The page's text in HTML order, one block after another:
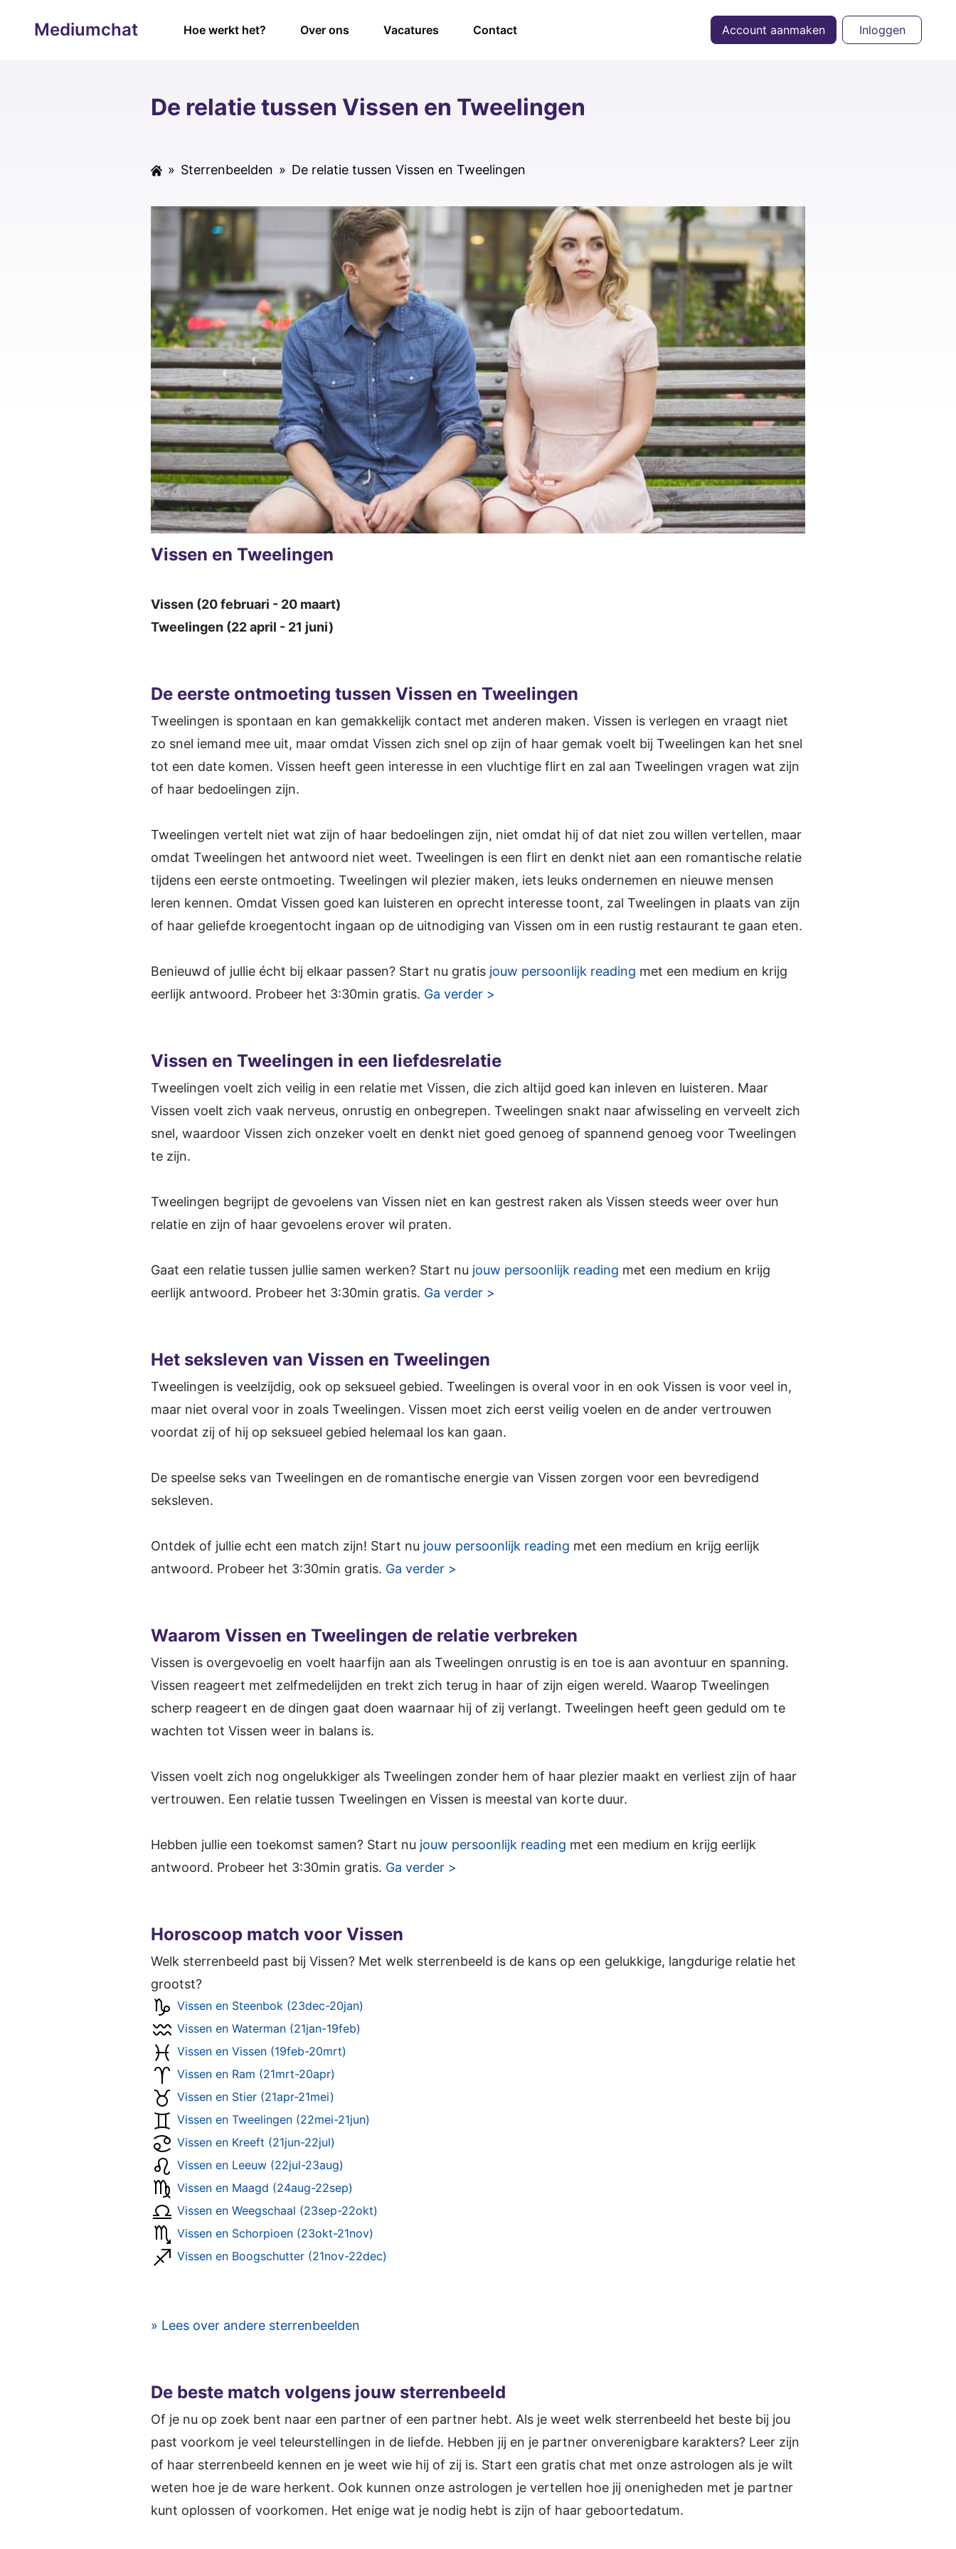
Mediumchat Hoe werkt het? Over ons Vacatures Contact Account aanmaken Inloggen
De relatie tussen Vissen en Tweelingen
» Sterrenbeelden » De relatie tussen Vissen en Tweelingen
Vissen en Tweelingen
Vissen (20 februari - 20 maart)
Tweelingen (22 april - 21 juni)
De eerste ontmoeting tussen Vissen en Tweelingen
Tweelingen is spontaan en kan gemakkelijk contact met anderen maken. Vissen is verlegen en vraagt niet
zo snel iemand mee uit, maar omdat Vissen zich snel op zijn of haar gemak voelt bij Tweelingen kan het snel
tot een date komen. Vissen heeft geen interesse in een vluchtige flirt en zal aan Tweelingen vragen wat zijn
of haar bedoelingen zijn.
Tweelingen vertelt niet wat zijn of haar bedoelingen zijn, niet omdat hij of dat niet zou willen vertellen, maar
omdat Tweelingen het antwoord niet weet. Tweelingen is een flirt en denkt niet aan een romantische relatie
tijdens een eerste ontmoeting. Tweelingen wil plezier maken, iets leuks ondernemen en nieuwe mensen
leren kennen. Omdat Vissen goed kan luisteren en oprecht interesse toont, zal Tweelingen in plaats van zijn
of haar geliefde kroegentocht ingaan op de uitnodiging van Vissen om in een rustig restaurant te gaan eten.
Benieuwd of jullie écht bij elkaar passen? Start nu gratis jouw persoonlijk reading met een medium en krijg
eerlijk antwoord. Probeer het 3:30min gratis. Ga verder >
Vissen en Tweelingen in een liefdesrelatie
Tweelingen voelt zich veilig in een relatie met Vissen, die zich altijd goed kan inleven en luisteren. Maar
Vissen voelt zich vaak nerveus, onrustig en onbegrepen. Tweelingen snakt naar afwisseling en verveelt zich
snel, waardoor Vissen zich onzeker voelt en denkt niet goed genoeg of spannend genoeg voor Tweelingen
te zijn.
Tweelingen begrijpt de gevoelens van Vissen niet en kan gestrest raken als Vissen steeds weer over hun
relatie en zijn of haar gevoelens erover wil praten.
Gaat een relatie tussen jullie samen werken? Start nu jouw persoonlijk reading met een medium en krijg
eerlijk antwoord. Probeer het 3:30min gratis. Ga verder >
Het seksleven van Vissen en Tweelingen
Tweelingen is veelzijdig, ook op seksueel gebied. Tweelingen is overal voor in en ook Vissen is voor veel in,
maar niet overal voor in zoals Tweelingen. Vissen moet zich eerst veilig voelen en de ander vertrouwen
voordat zij of hij op seksueel gebied helemaal los kan gaan.
De speelse seks van Tweelingen en de romantische energie van Vissen zorgen voor een bevredigend
seksleven.
Ontdek of jullie echt een match zijn! Start nu jouw persoonlijk reading met een medium en krijg eerlijk
antwoord. Probeer het 3:30min gratis. Ga verder >
Waarom Vissen en Tweelingen de relatie verbreken
Vissen is overgevoelig en voelt haarfijn aan als Tweelingen onrustig is en toe is aan avontuur en spanning.
Vissen reageert met zelfmedelijden en trekt zich terug in haar of zijn eigen wereld. Waarop Tweelingen
scherp reageert en de dingen gaat doen waarnaar hij of zij verlangt. Tweelingen heeft geen geduld om te
wachten tot Vissen weer in balans is.
Vissen voelt zich nog ongelukkiger als Tweelingen zonder hem of haar plezier maakt en verliest zijn of haar
vertrouwen. Een relatie tussen Tweelingen en Vissen is meestal van korte duur.
Hebben jullie een toekomst samen? Start nu jouw persoonlijk reading met een medium en krijg eerlijk
antwoord. Probeer het 3:30min gratis. Ga verder >
Horoscoop match voor Vissen
Welk sterrenbeeld past bij Vissen? Met welk sterrenbeeld is de kans op een gelukkige, langdurige relatie het
grootst?
Vissen en Steenbok (23dec-20jan)
Vissen en Waterman (21jan-19feb)
Vissen en Vissen (19feb-20mrt)
Vissen en Ram (21mrt-20apr)
Vissen en Stier (21apr-21mei)
Vissen en Tweelingen (22mei-21jun)
Vissen en Kreeft (21jun-22jul)
Vissen en Leeuw (22jul-23aug)
Vissen en Maagd (24aug-22sep)
Vissen en Weegschaal (23sep-22okt)
Vissen en Schorpioen (23okt-21nov)
Vissen en Boogschutter (21nov-22dec)
» Lees over andere sterrenbeelden
De beste match volgens jouw sterrenbeeld
Of je nu op zoek bent naar een partner of een partner hebt. Als je weet welk sterrenbeeld het beste bij jou
past voorkom je veel teleurstellingen in de liefde. Hebben jij en je partner onverenigbare karakters? Leer zijn
of haar sterrenbeeld kennen en je weet wie hij of zij is. Start een gratis chat met onze astrologen als je wilt
weten hoe je de ware herkent. Ook kunnen onze astrologen je vertellen hoe jij onenigheden met je partner
kunt oplossen of voorkomen. Het enige wat je nodig hebt is zijn of haar geboortedatum.